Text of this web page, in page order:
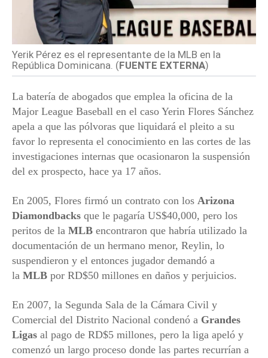
Yerik Pérez es el representante de la MLB en la
República Dominicana. (FUENTE EXTERNA)
La batería de abogados que emplea la oficina de la
Major League Baseball en el caso Yerin Flores Sánchez
apela a que las pólvoras que liquidará el pleito a su
favor lo representa el conocimiento en las cortes de las
investigaciones internas que ocasionaron la suspensión
del ex prospecto, hace ya 17 años.
En 2005, Flores firmó un contrato con los Arizona
Diamondbacks que le pagaría US$40,000, pero los
peritos de la MLB encontraron que habría utilizado la
documentación de un hermano menor, Reylin, lo
suspendieron y el entonces jugador demandó a
la MLB por RD$50 millones en daños y perjuicios.
En 2007, la Segunda Sala de la Cámara Civil y
Comercial del Distrito Nacional condenó a Grandes
Ligas al pago de RD$5 millones, pero la liga apeló y
comenzó un largo proceso donde las partes recurrían a